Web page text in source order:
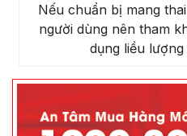
Nếu chuẩn bị mang
người dùng nên tham
dụng liều